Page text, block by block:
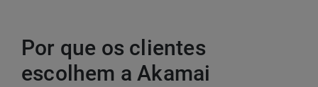
Por que os clientes
escolhem a Akamai